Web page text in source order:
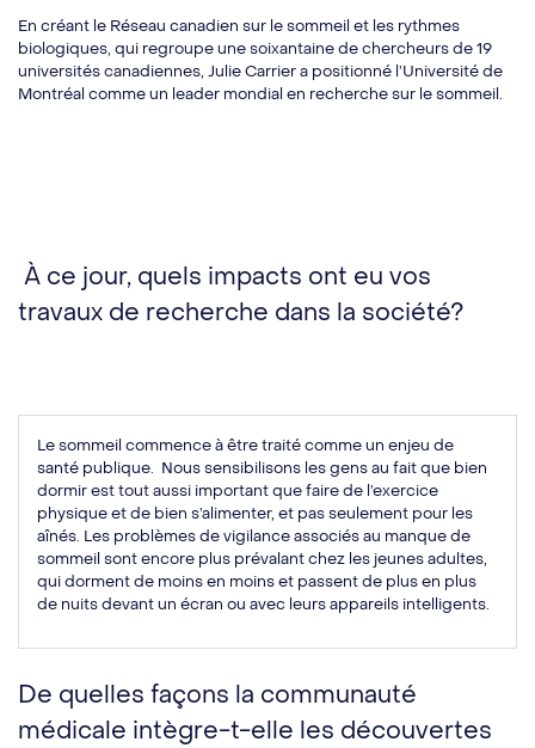
En créant le Réseau canadien sur le sommeil et les rythmes
biologiques, qui regroupe une soixantaine de chercheurs de 19
universités canadiennes, Julie Carrier a positionné l’Université de
Montréal comme un leader mondial en recherche sur le sommeil.
À ce jour, quels impacts ont eu vos
travaux de recherche dans la société?
Le sommeil commence à être traité comme un enjeu de
santé publique. Nous sensibilisons les gens au fait que bien
dormir est tout aussi important que faire de l’exercice
physique et de bien s’alimenter, et pas seulement pour les
aînés. Les problèmes de vigilance associés au manque de
sommeil sont encore plus prévalant chez les jeunes adultes,
qui dorment de moins en moins et passent de plus en plus
de nuits devant un écran ou avec leurs appareils intelligents.
De quelles façons la communauté
médicale intègre-t-elle les découvertes